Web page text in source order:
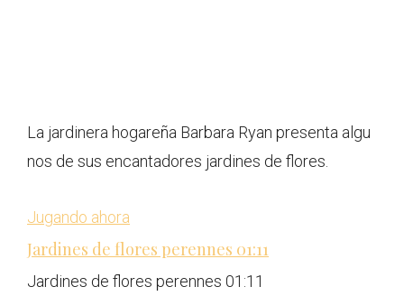
La jardinera hogareña Barbara Ryan presenta algu
nos de sus encantadores jardines de flores.
Jugando ahora
Jardines de flores perennes 01:11
Jardines de flores perennes 01:11